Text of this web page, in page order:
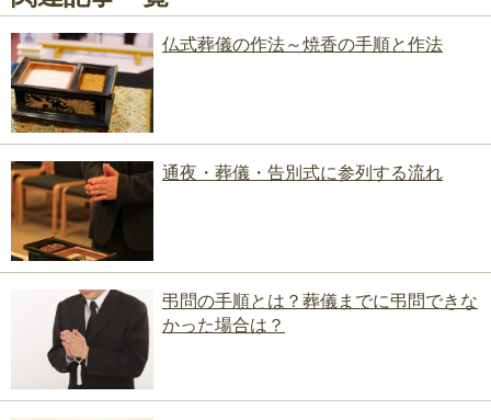
仏式葬儀の作法～焼香の手順と作法
通夜・葬儀・告別式に参列する流れ
弔問の手順とは？葬儀までに弔問できな
かった場合は？